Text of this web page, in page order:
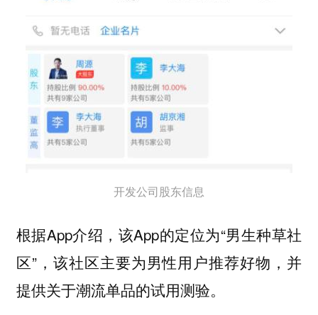
开发公司股东信息
根据App介绍，该App的定位为“男生种草社
区”，该社区主要为男性用户推荐好物，并
提供关于潮流单品的试用测验。